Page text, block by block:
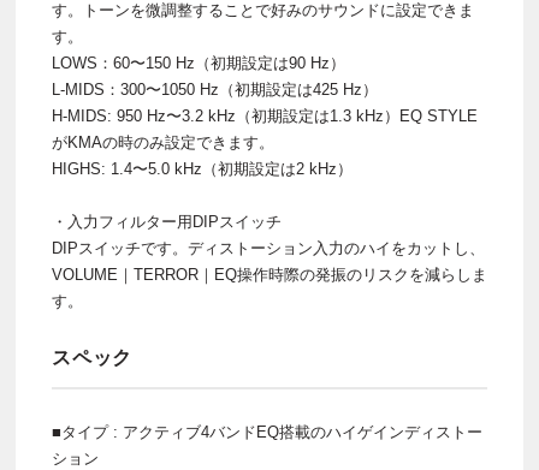
す。トーンを微調整することで好みのサウンドに設定できま
す。
LOWS：60〜150 Hz（初期設定は90 Hz）
L-MIDS：300〜1050 Hz（初期設定は425 Hz）
H-MIDS: 950 Hz〜3.2 kHz（初期設定は1.3 kHz）EQ STYLE
がKMAの時のみ設定できます。
HIGHS: 1.4〜5.0 kHz（初期設定は2 kHz）
・入力フィルター用DIPスイッチ
DIPスイッチです。ディストーション入力のハイをカットし、
VOLUME｜TERROR｜EQ操作時際の発振のリスクを減らしま
す。
スペック
■タイプ : アクティブ4バンドEQ搭載のハイゲインディストー
ション